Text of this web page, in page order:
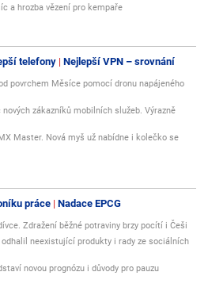
a hrozba vězení pro kempaře
telefony Nejlepší VPN – srovnání
povrchem Měsíce pomocí dronu napájeného
zákazníků mobilních služeb. Výrazně
Master. Nová myš už nabídne i kolečko se
práce Nadace EPCG
Zdražení běžné potraviny brzy pocítí i Češi
neexistující produkty i rady ze sociálních
novou prognózu i důvody pro pauzu